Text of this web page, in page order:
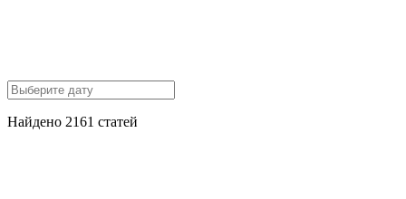
Найдено 2161 статей